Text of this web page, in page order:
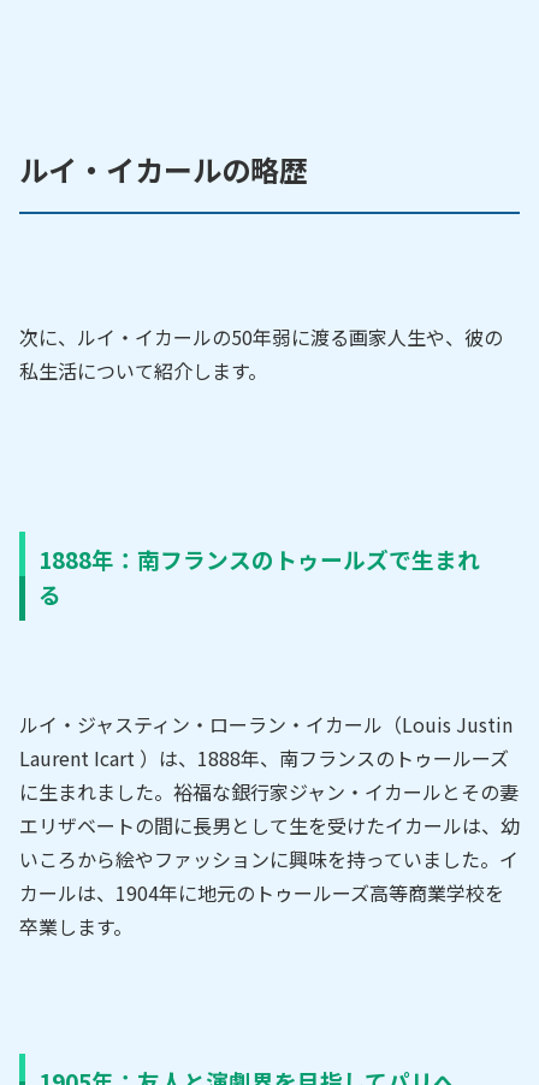
ルイ・イカールの略歴
次に、ルイ・イカールの50年弱に渡る画家人生や、彼の
私生活について紹介します。
1888年：南フランスのトゥールズで生まれ
る
ルイ・ジャスティン・ローラン・イカール（Louis Justin
Laurent Icart ）は、1888年、南フランスのトゥールーズ
に生まれました。裕福な銀行家ジャン・イカールとその妻
エリザベートの間に長男として生を受けたイカールは、幼
いころから絵やファッションに興味を持っていました。イ
カールは、1904年に地元のトゥールーズ高等商業学校を
卒業します。